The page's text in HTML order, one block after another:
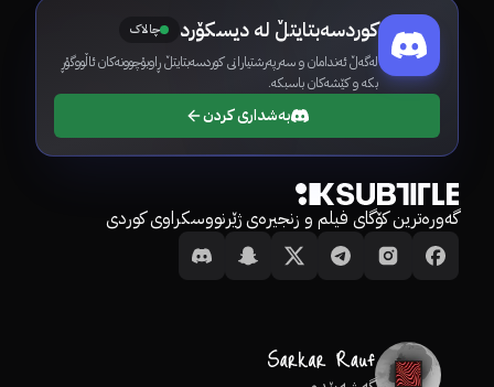
کوردسەبتایتڵ لە دیسکۆرد چالاک
لەگەڵ ئەندامان و سەرپەرشتیارانی کوردسەبتایتڵ ڕاوبۆچوونەکان ئاڵووگۆڕ
بکە و کێشەکان باسبکە.
بەشداری کردن
گەورەترین کۆگای فیلم و زنجیرەی ژێرنووسکراوی کوردی